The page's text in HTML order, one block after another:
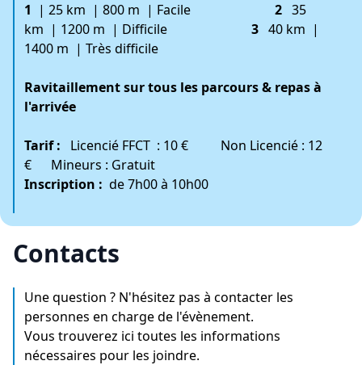
1 | 25 km | 800 m | Facile 2 35
km | 1200 m | Difficile 3 40 km |
1400 m | Très difficile
Ravitaillement sur tous les parcours & repas à
l'arrivée
Tarif : Licencié FFCT : 10 € Non Licencié : 12
€ Mineurs : Gratuit
Inscription : de 7h00 à 10h00
Contacts
Une question ? N'hésitez pas à contacter les
personnes en charge de l'évènement.
Vous trouverez ici toutes les informations
nécessaires pour les joindre.